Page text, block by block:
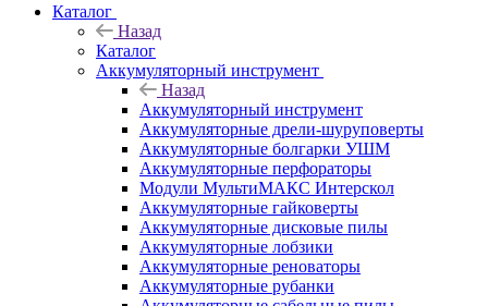
Каталог
Назад
Каталог
Аккумуляторный инструмент
Назад
Аккумуляторный инструмент
Аккумуляторные дрели-шуруповерты
Аккумуляторные болгарки УШМ
Аккумуляторные перфораторы
Модули МультиМАКС Интерскол
Аккумуляторные гайковерты
Аккумуляторные дисковые пилы
Аккумуляторные лобзики
Аккумуляторные реноваторы
Аккумуляторные рубанки